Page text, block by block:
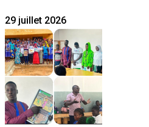
29 juillet 2026